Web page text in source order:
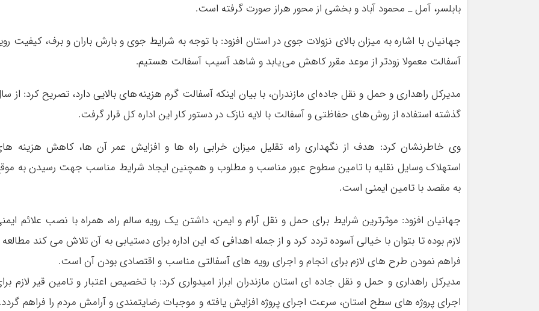
بابلسر، آمل _ محمود آباد و بخشی از محور هراز صورت گرفته است.
جهانیان با اشاره به میزان بالای نزولات جوی در استان افزود: با توجه به شرایط جوی و بارش باران و برف، کیفیت
آسفالت معمولا زودتر از موعد مقرر کاهش می یابد و شاهد آسیب آسفالت هستیم.
مدیرکل راهداری و حمل و نقل جاده ای مازندران، با بیان اینکه آسفالت گرم هزینه های بالایی دارد، تصریح کرد: از
گذشته استفاده از روش های حفاظتی و آسفالت با لایه نازک در دستور کار این اداره کل قرار گرفت.
وی خاطرنشان کرد: هدف از نگهداری راه، تقلیل میزان خرابی راه ها و افزایش عمر آن ها، کاهش هزینه
استهلاک وسایل نقلیه با تامین سطوح عبور مناسب و مطلوب و همچنین ایجاد شرایط مناسب جهت رسیدن به
به مقصد با تامین ایمنی است.
جهانیان افزود: موثرترین شرایط برای حمل و نقل آرام و ایمن، داشتن یک رویه سالم راه، همراه با نصب علائم
لازم بوده تا بتوان با خیالی آسوده تردد کرد و از جمله اهدافی که این اداره برای دستیابی به آن تلاش می کند
فراهم نمودن طرح های لازم برای انجام و اجرای رویه های آسفالتی مناسب و اقتصادی بودن آن است.
مدیرکل راهداری و حمل و نقل جاده ای استان مازندران ابراز امیدواری کرد: با تخصیص اعتبار و تامین قیر لازم
اجرای پروژه های سطح استان، سرعت اجرای پروژه افزایش یافته و موجبات رضایتمندی و آرامش مردم را فراهم